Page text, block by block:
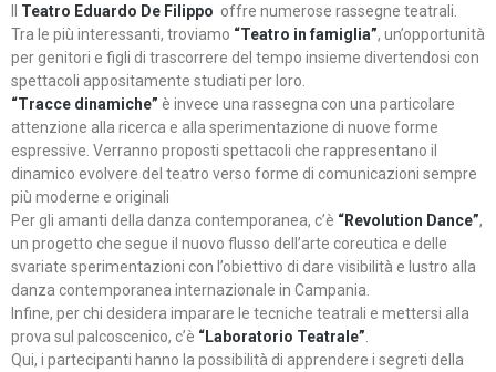
Teatro Eduardo De Filippo offre numerose rassegne teatrali.
Tra le più interessanti, troviamo “Teatro in famiglia”, un’opportunità
per genitori e figli di trascorrere del tempo insieme divertendosi con
spettacoli appositamente studiati per loro.
“Tracce dinamiche” è invece una rassegna con una particolare
attenzione alla ricerca e alla sperimentazione di nuove forme
espressive. Verranno proposti spettacoli che rappresentano il
dinamico evolvere del teatro verso forme di comunicazioni sempre
più moderne e originali
Per gli amanti della danza contemporanea, c’è “Revolution Dance”,
un progetto che segue il nuovo flusso dell’arte coreutica e delle
svariate sperimentazioni con l’obiettivo di dare visibilità e lustro alla
danza contemporanea internazionale in Campania.
Infine, per chi desidera imparare le tecniche teatrali e mettersi alla
prova sul palcoscenico, c’è “Laboratorio Teatrale”
Qui, i partecipanti hanno la possibilità di apprendere i segreti della